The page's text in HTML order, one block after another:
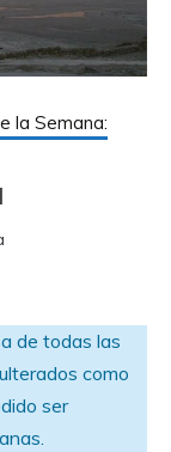
la Semana:
de todas las
como
ser